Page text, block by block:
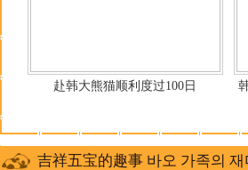
赴韩大熊猫顺利度过100日
吉祥五宝的趣事 바오 가족의 재